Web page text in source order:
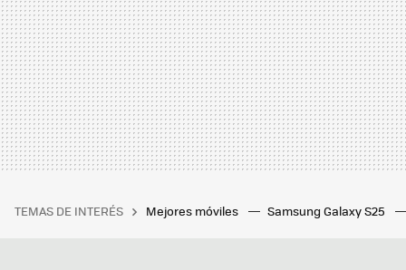
TEMAS DE INTERÉS Mejores móviles Samsung Galaxy S25